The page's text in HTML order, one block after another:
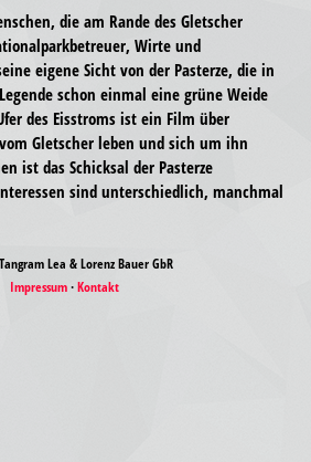
die am Rande des Gletscher
Wirte und
eigene Sicht von der Pasterze, die in
schon einmal eine grüne Weide
des Eisstroms ist ein Film über
Gletscher leben und sich um ihn
ist das Schicksal der Pasterze
sind unterschiedlich, manchmal
Lea & Lorenz Bauer GbR
Impressum·Kontakt